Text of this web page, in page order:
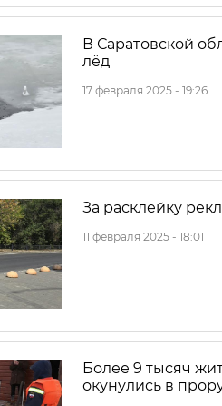
В Саратовской
лёд
17 февраля 2025 - 19:26
За расклейку
11 февраля 2025 - 18:01
Более 9 тысяч
окунулись в